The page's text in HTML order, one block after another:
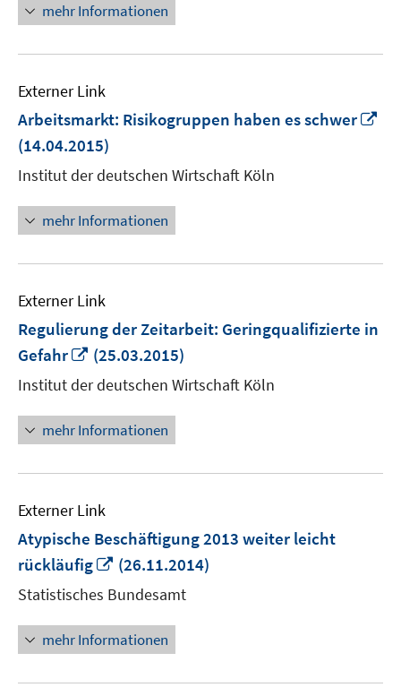
mehr Informationen
Externer Link
Arbeitsmarkt: Risikogruppen haben es schwer
(14.04.2015)
Institut der deutschen Wirtschaft Köln
mehr Informationen
Externer Link
Regulierung der Zeitarbeit: Geringqualifizierte in
Gefahr
In
neuem
Fenster
öffnen
(25.03.2015)
Institut der deutschen Wirtschaft Köln
mehr Informationen
Externer Link
Atypische Beschäftigung 2013 weiter leicht
rückläufig
In
neuem
Fenster
öffnen
(26.11.2014)
Statistisches Bundesamt
mehr Informationen